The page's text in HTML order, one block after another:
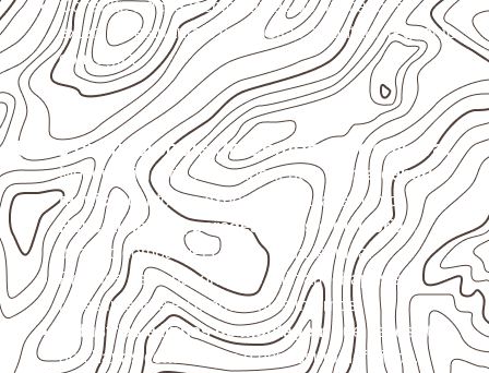
Consulte a ficha técnica antes de aplicações
externas, estruturais ou sujeitas a contato frequente
com água.
Usos profissionais do Compensado Naval
Móveis, divisórias e componentes de
marcenaria
técnica
, conforme exposição e acabamento.
Revestimentos, paredes, pisos e divisórias ,
quando compatíveis com a ficha técnica.
Projetos de transporte que utilizam chapas em
revestimentos e componentes internos.
Indústrias e linhas de montagem que necessitam
de chapas com formato e espessura definidos.